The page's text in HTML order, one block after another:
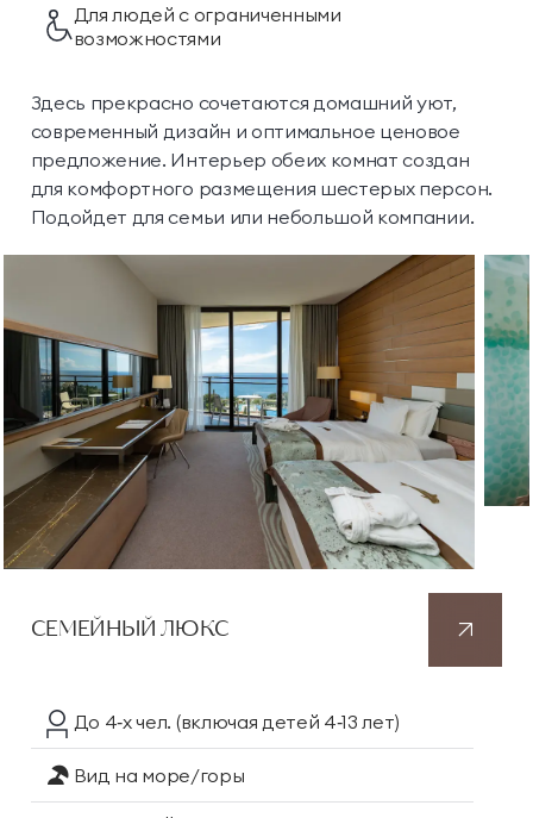
Для людей с ограниченными
возможностями
Здесь прекрасно сочетаются домашний уют,
современный дизайн и оптимальное ценовое
предложение. Интерьер обеих комнат создан
для комфортного размещения шестерых персон.
Подойдет для семьи или небольшой компании.
СЕМЕЙНЫЙ ЛЮКС
До 4‑х чел. (включая детей 4‑13 лет)
Вид на море/горы